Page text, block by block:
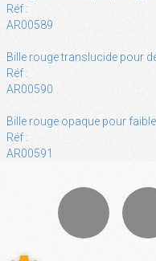
Réf :
AR00589
Bille rouge translucide pour
Réf :
AR00590
Bille rouge opaque pour
Réf :
AR00591